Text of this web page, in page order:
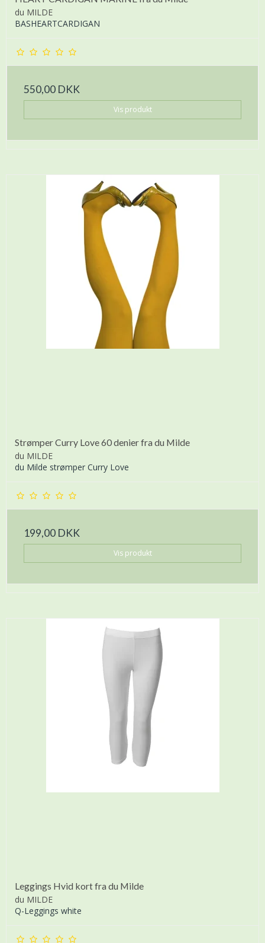
du MILDE
BASHEARTCARDIGAN
550,00 DKK
Vis produkt
Strømper Curry Love 60 denier fra du Milde
du MILDE
du Milde strømper Curry Love
199,00 DKK
Vis produkt
Leggings Hvid kort fra du Milde
du MILDE
Q-Leggings white